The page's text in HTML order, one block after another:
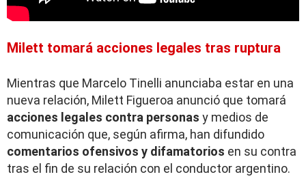
Milett tomará acciones legales tras ruptura
Mientras que Marcelo Tinelli anunciaba estar en una
nueva relación, Milett Figueroa anunció que tomará
acciones legales contra personas y medios de
comunicación que, según afirma, han difundido
comentarios ofensivos y difamatorios en su contra
tras el fin de su relación con el conductor argentino.